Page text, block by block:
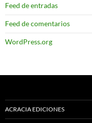
Feed de entradas
Feed de comentarios
WordPress.org
ACRACIA EDICIONES